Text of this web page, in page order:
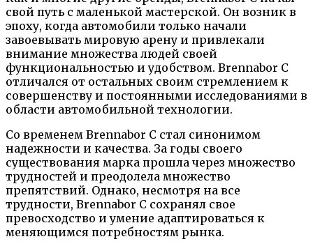
свой путь с маленькой мастерской. Он возник в
эпоху, когда автомобили только начали
завоевывать мировую арену и привлекали
внимание множества людей своей
функциональностью и удобством. Brennabor C
отличался от остальных своим стремлением к
совершенству и постоянными исследованиями в
области автомобильной технологии.
Со временем Brennabor C стал синонимом
надежности и качества. За годы своего
существования марка прошла через множество
трудностей и преодолела множество
препятствий. Однако, несмотря на все
трудности, Brennabor C сохранял свое
превосходство и умение адаптироваться к
меняющимся потребностям рынка.